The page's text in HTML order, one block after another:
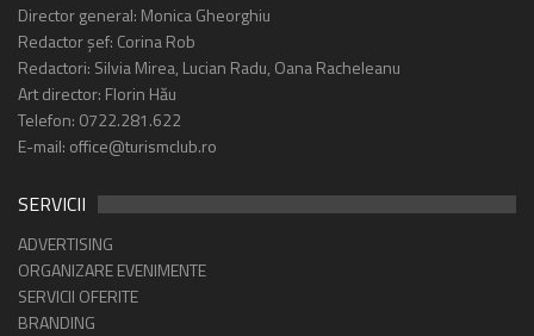
Director general: Monica Gheorghiu
Redactor șef: Corina Rob
Redactori: Silvia Mirea, Lucian Radu, Oana Racheleanu
Art director: Florin Hău
Telefon: 0722.281.622
E-mail: office@turismclub.ro
SERVICII
ADVERTISING
ORGANIZARE EVENIMENTE
SERVICII OFERITE
BRANDING